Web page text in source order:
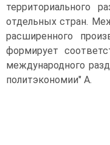
территориального
отдельных стран.
расширенного
формирует
международного
политэкономии" А.